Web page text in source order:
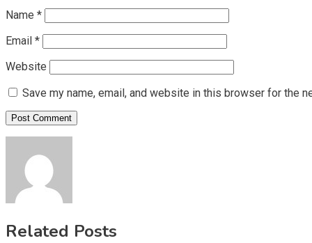
Name *
Email *
Website
Save my name, email, and website in this browser for the
Related Posts